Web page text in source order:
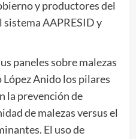
y productores del
AAPRESID y
paneles sobre malezas
Anido los pilares
la prevención de
de malezas versus el
El uso de